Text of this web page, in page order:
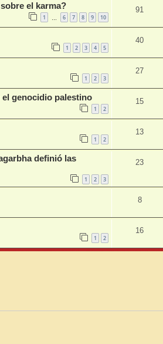
el karma?
1 6 7 8 9 10
91
1 2 3 4 5
40
1 2 3
27
genocidio palestino
1 2
15
1 2
13
definió las
1 2 3
23
8
1 2
16